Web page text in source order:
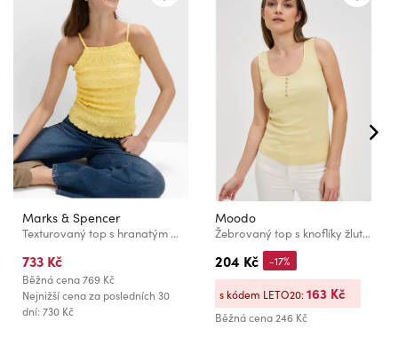
Marks & Spencer
Texturovaný top s hranatým výstřihem a bohatou bavlnou Marks & Spencer žlutá
733 Kč
Běžná cena769 Kč
Nejnižší cena za posledních 30
dní: 730 Kč
Moodo
Žebrovaný top s knoflíky žlutý Moodo
204 Kč
Běžná cena246 Kč
-17%
s kódem LETO20:163 Kč